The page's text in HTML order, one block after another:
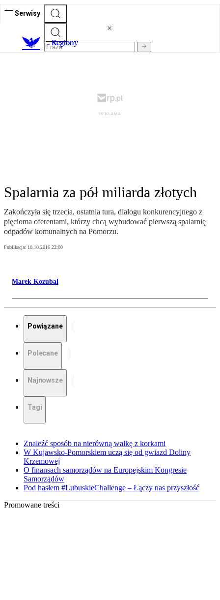
Serwisy
Regiony
Spalarnia za pół miliarda złotych
Zakończyła się trzecia, ostatnia tura, dialogu konkurencyjnego z
pięcioma oferentami, którzy chcą wybudować pierwszą spalarnię
odpadów komunalnych na Pomorzu.
Publikacja: 10.10.2016 22:00
Marek Kozubal
Powiązane
Polecane
Najnowsze
Tagi
Znaleźć sposób na nierówną walkę z korkami
W Kujawsko-Pomorskiem uczą się od gwiazd Doliny
Krzemowej
O finansach samorządów na Europejskim Kongresie
Samorządów
Pod hasłem #LubuskieChallenge – Łączy nas przyszłość
Promowane treści